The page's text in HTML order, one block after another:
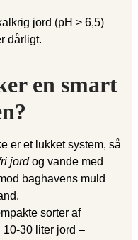
jord (pH > 6,5)
dårligt.
en smart
er et lukket system, så
jordog vande med
baghavens muld
sorter af
30 liter jord –